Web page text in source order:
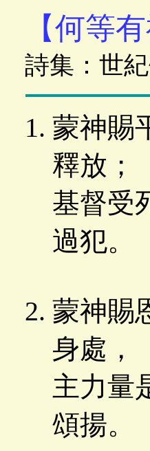
【何等有
詩集：世
蒙神賜
釋放；
基督受
過犯。
蒙神賜
身處，
主力量
頌揚。